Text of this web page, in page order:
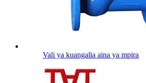
Vali ya kuangalia aina ya mpira